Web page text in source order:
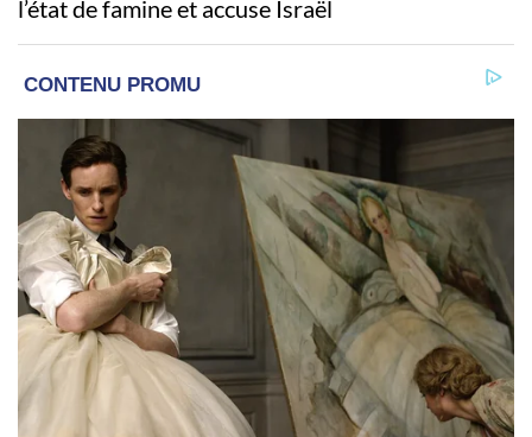
l’état de famine et accuse Israël